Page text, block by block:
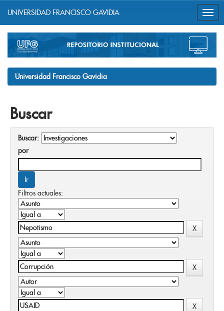
navigation
UNIVERSIDAD FRANCISCO GAVIDIA
Universidad Francisco Gavidia
Buscar
Buscar:
por
Filtros actuales: